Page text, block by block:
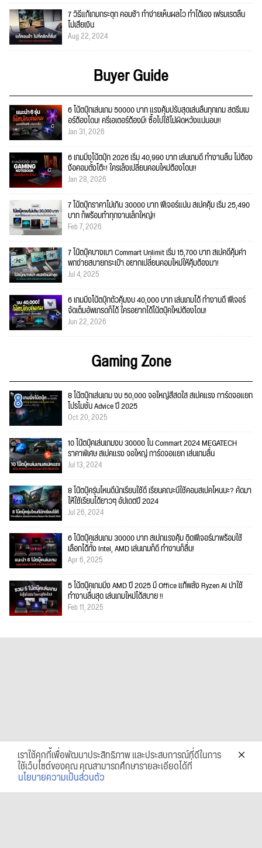
7 วิธีแก้เกมกระตุก คอมช้า ทำง่ายเห็นผลไว ทำได้เอง เฟรมเรตลื่น
ไม่เสียเงิน
Aug 22, 2024
Buyer Guide
6 โน้ตบุ๊กเล่นเกม 50000 บาท แรงคุ้มปรับสุดเล่นลื่นทุกเกม สตรีมเม
อร์ต้องโดน! ครีเอเตอร์ต้องมี! ซื้อไปใช้ไม่ผิดหวังแน่นอน!!
Jan 31, 2026
6 เกมมิ่งโน้ตบุ๊ก 2026 เริ่ม 40,990 บาท เล่นเกมดี ทำงานลื่น ไม่ต้อง
ง้อคอมตั้งโต๊ะ! ใครเล็งเปลี่ยนคอมใหม่ต้องโดน!!
Jan 28, 2026
7 โน้ตบุ๊กราคาไม่เกิน 30000 บาท ฟีเจอร์แน่น สเปคคุ้ม เริ่ม 25,490
บาท ก็พร้อมทำทุกงานเล็กใหญ่!!
Feb 7, 2026
7 โน๊ตบุ๊คบางเบา Commart Unlimit เริ่ม 15,700 บาท สเปคดีคุ้มค่า
พกง่ายสบายกระเป๋า อยากเปลี่ยนคอมใหม่ให้คุ้มต้องมา!
Jul 4, 2025
6 เกมมิ่งโน้ตบุ๊กตัวคุ้มงบ 40,000 บาท เล่นเกมได้ ทำงานดี ฟีเจอร์
จัดเต็มอัพเกรดก็ได้ ใครอยากได้โน้ตบุ๊คใหม่ต้องโดน!
Jun 22, 2026
Gaming Zone
8 โน้ตบุ๊กเล่นเกม งบ 50,000 จอใหญ่สีสดใส สเปคแรง การ์ดจอแยก
โปรโมชั่น Advice ปี 2025
Oct 20, 2025
10 โน๊ตบุ๊คเล่นเกมงบ 30000 ใน Commart 2024 MEGATECH
ราคาพิเศษ สเปคแรง จอใหญ่ การ์ดจอแยก เล่นเกมลื่น
Jul 13, 2024
8 โน๊ตบุ๊ครุ่นไหนดีนักเรียนใช้ดี เรียนคณะนี้ใช้คอมสเปคไหนนะ? คัดมา
ให้ใช้เรียนได้ยาวๆ อัปเดตปี 2024
Jul 26, 2024
6 โน๊ตบุ๊คเล่นเกม 30000 บาท สเปกแรงคุ้ม ติดฟีเจอร์มาพร้อมใช้
เลือกได้ทั้ง Intel, AMD เล่นเกมก็ดี ทำงานก็ลื่น!
Apr 6, 2025
5 โน้ตบุ๊คเกมมิ่ง AMD ปี 2025 มี Office แท้พลัง Ryzen AI น่าใช้
ทำงานลื่นสุด เล่นเกมใหม่ได้สบาย !!
Feb 11, 2025
เราใช้คุกกี้เพื่อพัฒนาประสิทธิภาพ และประสบการณ์ที่ดีในการ
ใช้เว็บไซต์ของคุณ คุณสามารถศึกษารายละเอียดได้ที่
นโยบายความเป็นส่วนตัว